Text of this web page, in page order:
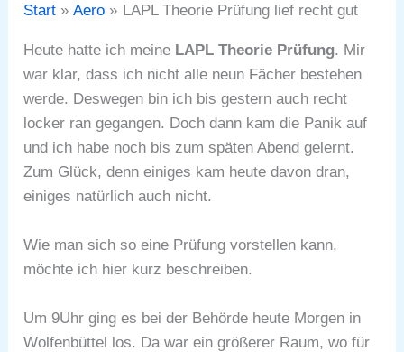
Start
Aero LAPL Theorie Prüfung lief recht gut
Heute hatte ich meine LAPL Theorie Prüfung. Mir
war klar, dass ich nicht alle neun Fächer bestehen
werde. Deswegen bin ich bis gestern auch recht
locker ran gegangen. Doch dann kam die Panik auf
und ich habe noch bis zum späten Abend gelernt.
Zum Glück, denn einiges kam heute davon dran,
einiges natürlich auch nicht.
Wie man sich so eine Prüfung vorstellen kann,
möchte ich hier kurz beschreiben.
Um 9Uhr ging es bei der Behörde heute Morgen in
Wolfenbüttel los. Da war ein größerer Raum, wo für